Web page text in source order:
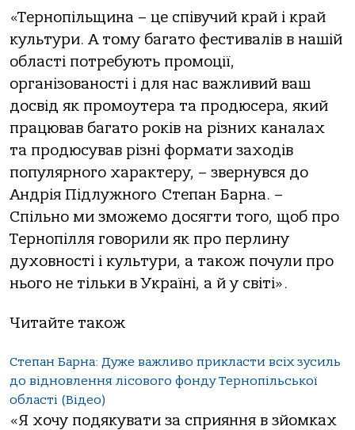
«Тернопільщина – це співучий край і край
культури. А тому багато фестивалів в нашій
області потребують промоції,
організованості і для нас важливий ваш
досвід як промоутера та продюсера, який
працював багато років на різних каналах
та продюсував різні формати заходів
популярного характеру, – звернувся до
Андрія Підлужного Степан Барна. –
Спільно ми зможемо досягти того, щоб про
Тернопілля говорили як про перлину
духовності і культури, а також почули про
нього не тільки в Україні, а й у світі».
Читайте також
Степан Барна: Дуже важливо прикласти всіх зусиль
до відновлення лісового фонду Тернопільської
області (Відео)
«Я хочу подякувати за сприяння в зйомках